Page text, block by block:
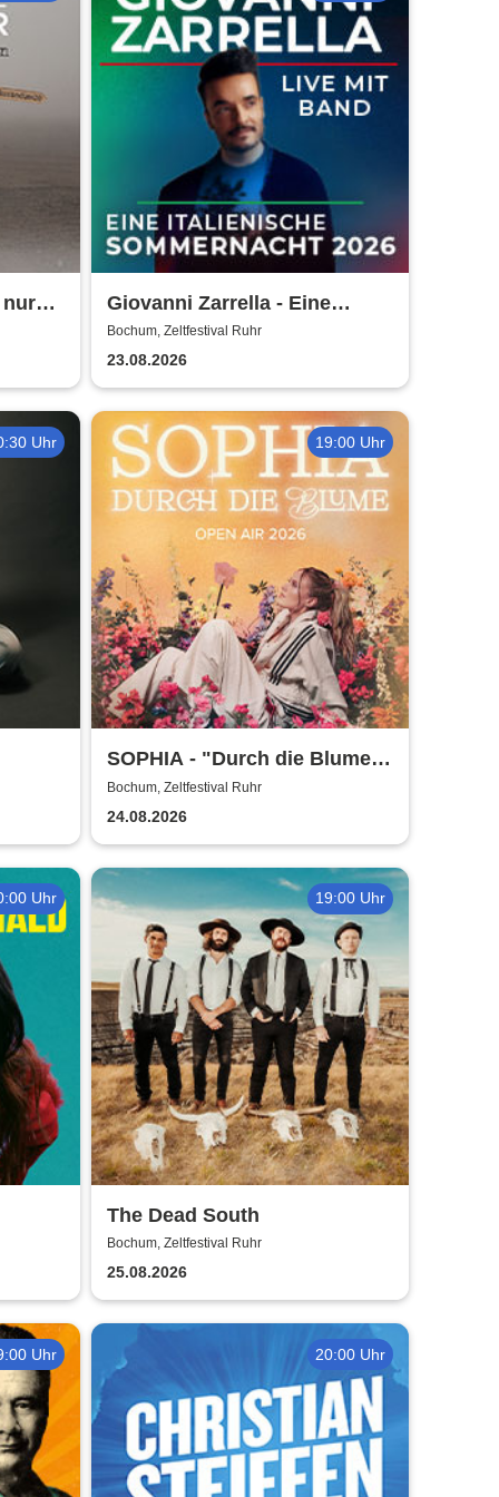
nur
Giovanni Zarrella - Eine
italienische Sommernacht -
Live mit Band
Bochum, Zeltfestival Ruhr
23.08.2026
Uhr 19:00 Uhr
SOPHIA - "Durch die Blume"
Open Air Tour 2026
Bochum, Zeltfestival Ruhr
24.08.2026
Uhr 19:00 Uhr
The Dead South
Bochum, Zeltfestival Ruhr
25.08.2026
Uhr 20:00 Uhr